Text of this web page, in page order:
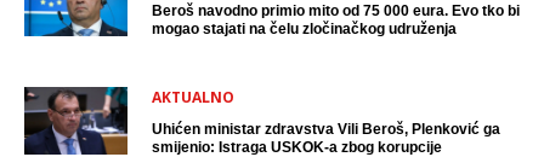
Beroš navodno primio mito od 75 000 eura. Evo tko bi
mogao stajati na čelu zločinačkog udruženja
AKTUALNO
Uhićen ministar zdravstva Vili Beroš, Plenković ga
smijenio: Istraga USKOK-a zbog korupcije